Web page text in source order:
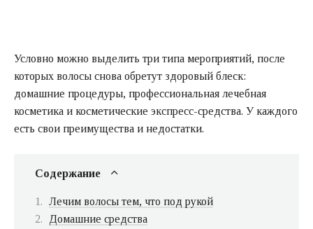
Условно можно выделить три типа мероприятий, после
которых волосы снова обретут здоровый блеск:
домашние процедуры, профессиональная лечебная
косметика и косметические экспресс-средства. У каждого
есть свои преимущества и недостатки.
Содержание
Лечим волосы тем, что под рукой
Домашние средства